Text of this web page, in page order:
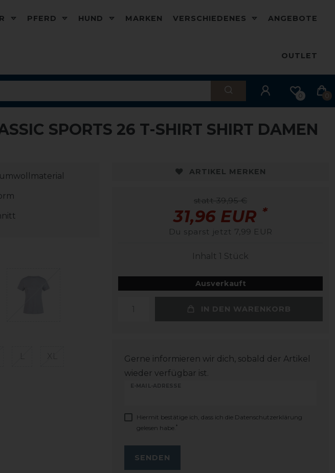
PFERD HUND MARKEN VERSCHIEDENES ANGEBOTE
OUTLET
0 0
SPORTS 26 T-SHIRT SHIRT DAMEN
ARTIKEL MERKEN
statt 39,95 €
31,96 EUR *
Du sparst jetzt 7,99 EUR
Inhalt 1 Stück
Ausverkauft
IN DEN WARENKORB
Gerne informieren wir dich, sobald der Artikel
wieder verfügbar ist.
E-MAIL-ADRESSE
Hiermit bestätige ich, dass ich die Daten­schutz­erklärung
gelesen habe. *
SENDEN